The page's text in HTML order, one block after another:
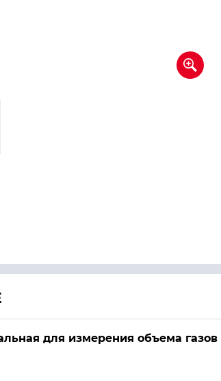
для измерения объема